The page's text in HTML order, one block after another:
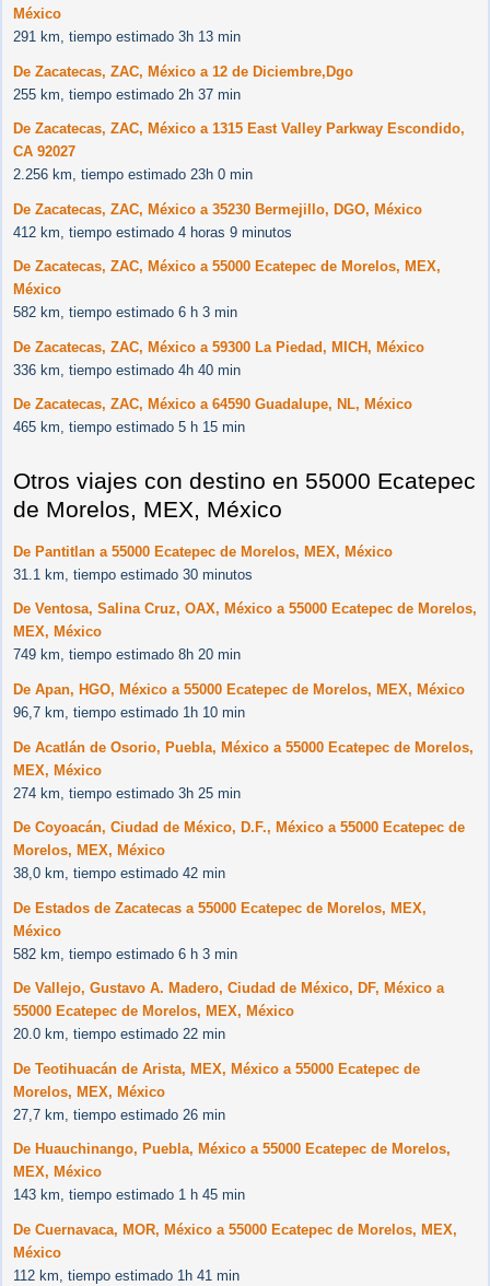
México
291 km, tiempo estimado 3h 13 min
De Zacatecas, ZAC, México a 12 de Diciembre,Dgo
255 km, tiempo estimado 2h 37 min
De Zacatecas, ZAC, México a 1315 East Valley Parkway Escondido,
CA 92027
2.256 km, tiempo estimado 23h 0 min
De Zacatecas, ZAC, México a 35230 Bermejillo, DGO, México
412 km, tiempo estimado 4 horas 9 minutos
De Zacatecas, ZAC, México a 55000 Ecatepec de Morelos, MEX,
México
582 km, tiempo estimado 6 h 3 min
De Zacatecas, ZAC, México a 59300 La Piedad, MICH, México
336 km, tiempo estimado 4h 40 min
De Zacatecas, ZAC, México a 64590 Guadalupe, NL, México
465 km, tiempo estimado 5 h 15 min
Otros viajes con destino en 55000 Ecatepec
de Morelos, MEX, México
De Pantitlan a 55000 Ecatepec de Morelos, MEX, México
31.1 km, tiempo estimado 30 minutos
De Ventosa, Salina Cruz, OAX, México a 55000 Ecatepec de Morelos,
MEX, México
749 km, tiempo estimado 8h 20 min
De Apan, HGO, México a 55000 Ecatepec de Morelos, MEX, México
96,7 km, tiempo estimado 1h 10 min
De Acatlán de Osorio, Puebla, México a 55000 Ecatepec de Morelos,
MEX, México
274 km, tiempo estimado 3h 25 min
De Coyoacán, Ciudad de México, D.F., México a 55000 Ecatepec de
Morelos, MEX, México
38,0 km, tiempo estimado 42 min
De Estados de Zacatecas a 55000 Ecatepec de Morelos, MEX,
México
582 km, tiempo estimado 6 h 3 min
De Vallejo, Gustavo A. Madero, Ciudad de México, DF, México a
55000 Ecatepec de Morelos, MEX, México
20.0 km, tiempo estimado 22 min
De Teotihuacán de Arista, MEX, México a 55000 Ecatepec de
Morelos, MEX, México
27,7 km, tiempo estimado 26 min
De Huauchinango, Puebla, México a 55000 Ecatepec de Morelos,
MEX, México
143 km, tiempo estimado 1 h 45 min
De Cuernavaca, MOR, México a 55000 Ecatepec de Morelos, MEX,
México
112 km, tiempo estimado 1h 41 min